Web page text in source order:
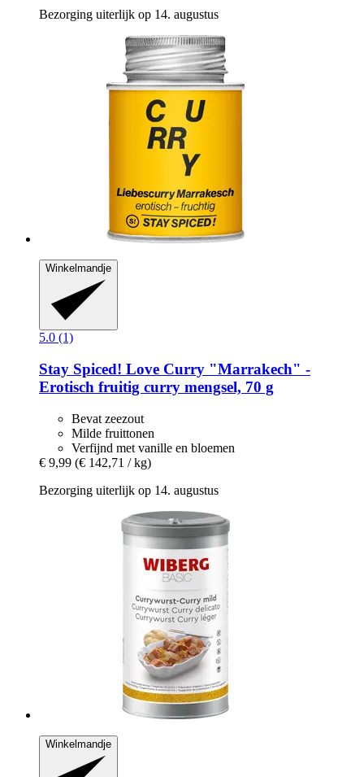
Bezorging uiterlijk op 14. augustus
Winkelmandje
5.0 (1)
Stay Spiced! Love Curry "Marrakech" -​
Erotisch fruitig curry mengsel, 70 g
Bevat zeezout
Milde fruittonen
Verfijnd met vanille en bloemen
€ 9,99 (€ 142,71 / kg)
Bezorging uiterlijk op 14. augustus
Winkelmandje